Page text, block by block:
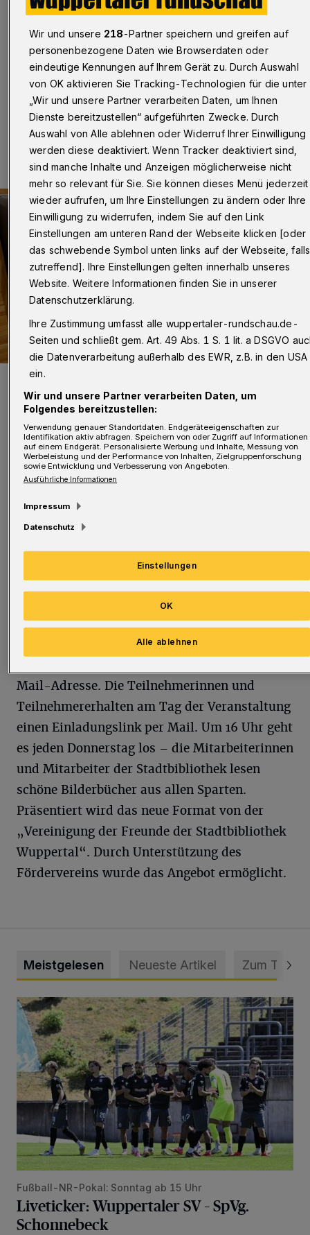
Wuppertal·Die Stadtbibliothek Wuppertal startet am
Donnerstag (8. April 2021) mit einem neuen
Veranstaltungsformat – Vorlesen via „Zoom“. Das
Angebot richtet sich an Kinder im Alter von fünf bis
zehn Jahren.
Eine Minute Lesezeit
Symbolbild.
Foto: Aline Dassel
Vorgelesen wird im geschützten virtuellen
Raum der Stadtbibliothek via Zoom.
Voraussetzungen zur Teilnahme ist ein
Smartphone) mit Kamera und Mikrophon.
Die Anmeldung erfolgt ab sofort über die E-
Mail-Adresse
Mail-Adresse. Die Teilnehmerinnen und
Teilnehmererhalten am Tag der Veranstaltung
einen Einladungslink per Mail. Um 16 Uhr geht
es jeden Donnerstag los – die Mitarbeiterinnen
und Mitarbeiter der Stadtbibliothek lesen
schöne Bilderbücher aus allen Sparten.
Präsentiert wird das neue Format von der
„Vereinigung der Freunde der Stadtbibliothek
Wuppertal“. Durch Unterstützung des
Fördervereins wurde das Angebot ermöglicht.
Meistgelesen Neueste Artikel Zum Thema
Liveticker: Wuppertaler SV – SpVg. Schonnebeck
Fußball-NR-Pokal: Sonntag ab 15 Uhr
Liveticker: Wuppertaler SV – SpVg.
Schonnebeck
Wir und unsere 218-Partner speichern und greifen auf
personenbezogene Daten wie Browserdaten oder
eindeutige Kennungen auf Ihrem Gerät zu. Durch Auswahl
von OK aktivieren Sie Tracking-Technologien für die unter
„Wir und unsere Partner verarbeiten Daten, um Ihnen
Dienste bereitzustellen“ aufgeführten Zwecke. Durch
Auswahl von Alle ablehnen oder Widerruf Ihrer Einwilligung
werden diese deaktiviert. Wenn Tracker deaktiviert sind,
sind manche Inhalte und Anzeigen möglicherweise nicht
mehr so relevant für Sie. Sie können dieses Menü jederzeit
wieder aufrufen, um Ihre Einstellungen zu ändern oder Ihre
Einwilligung zu widerrufen, indem Sie auf den Link
Einstellungen am unteren Rand der Webseite klicken [oder
das schwebende Symbol unten links auf der Webseite, falls
zutreffend]. Ihre Einstellungen gelten innerhalb unseres
Website. Weitere Informationen finden Sie in unserer
Datenschutzerklärung.
Ihre Zustimmung umfasst alle wuppertaler-rundschau.de-
Seiten und schließt gem. Art. 49 Abs. 1 S. 1 lit. a DSGVO
die Datenverarbeitung außerhalb des EWR, z.B. in den USA
ein.
Wir und unsere Partner verarbeiten Daten, um
Folgendes bereitzustellen:
Verwendung genauer Standortdaten. Endgeräteeigenschaften zur
Identifikation aktiv abfragen. Speichern von oder Zugriff auf Informationen
auf einem Endgerät. Personalisierte Werbung und Inhalte, Messung von
Werbeleistung und der Performance von Inhalten, Zielgruppenforschung
sowie Entwicklung und Verbesserung von Angeboten.
Ausführliche Informationen
Impressum
Datenschutz
Einstellungen
Alle ablehnen
OK